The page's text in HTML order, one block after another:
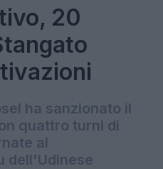
20
ha sanzionato il
quattro turni di
al
dell'Udinese